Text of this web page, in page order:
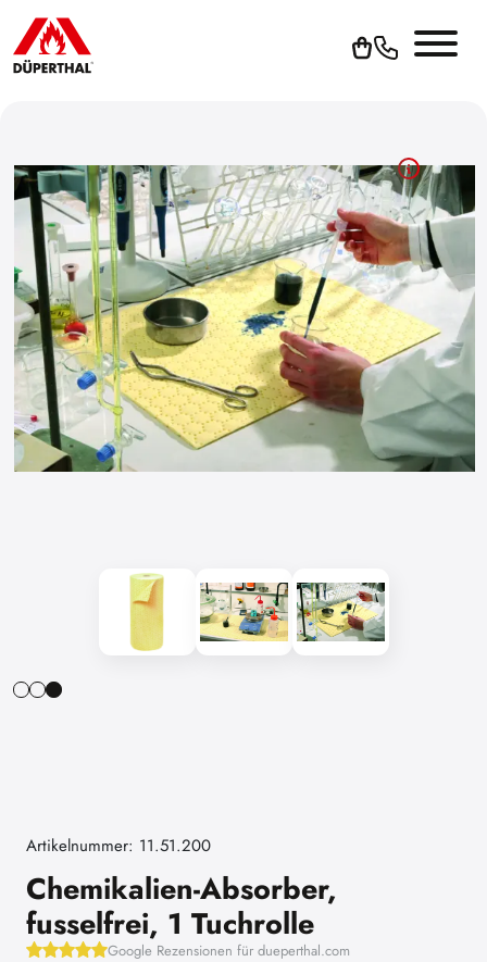
Artikelnummer: 11.51.200
Chemikalien-Absorber,
fusselfrei, 1 Tuchrolle
Google Rezensionen für dueperthal.com